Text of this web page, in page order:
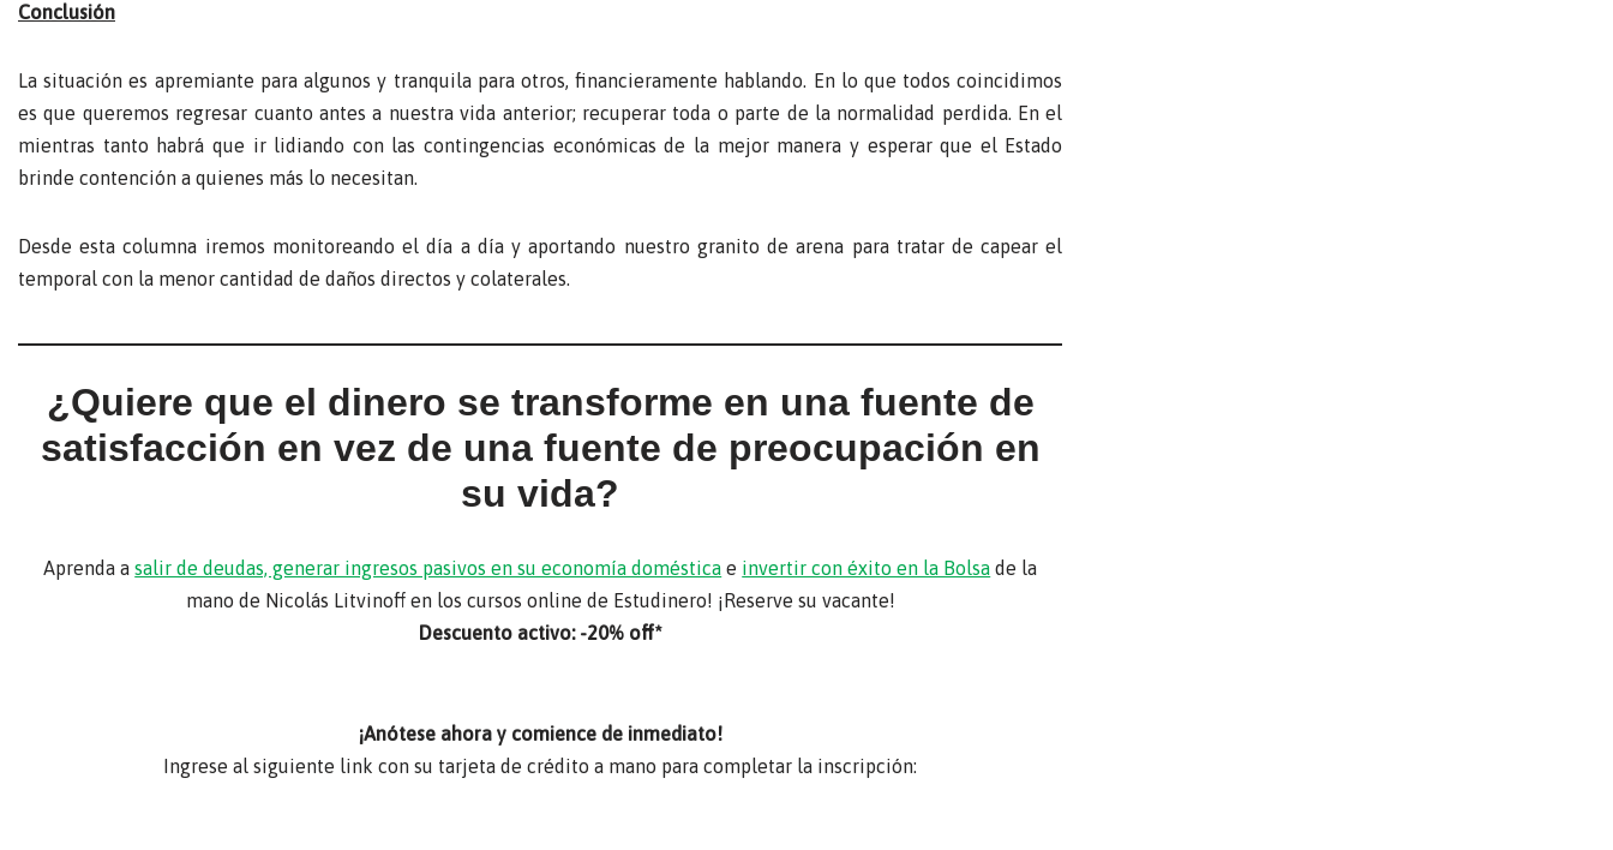
Conclusión
La situación es apremiante para algunos y tranquila para otros, financieramente hablando. En lo que todos coincidimos
es que queremos regresar cuanto antes a nuestra vida anterior; recuperar toda o parte de la normalidad perdida. En el
mientras tanto habrá que ir lidiando con las contingencias económicas de la mejor manera y esperar que el Estado
brinde contención a quienes más lo necesitan.
Desde esta columna iremos monitoreando el día a día y aportando nuestro granito de arena para tratar de capear el
temporal con la menor cantidad de daños directos y colaterales.
¿Quiere que el dinero se transforme en una fuente de
satisfacción en vez de una fuente de preocupación en
su vida?
Aprenda a salir de deudas, generar ingresos pasivos en su economía doméstica e invertir con éxito en la Bolsa de la
mano de Nicolás Litvinoff en los cursos online de Estudinero! ¡Reserve su vacante!
Descuento activo: -20% off*
¡Anótese ahora y comience de inmediato!
Ingrese al siguiente link con su tarjeta de crédito a mano para completar la inscripción: